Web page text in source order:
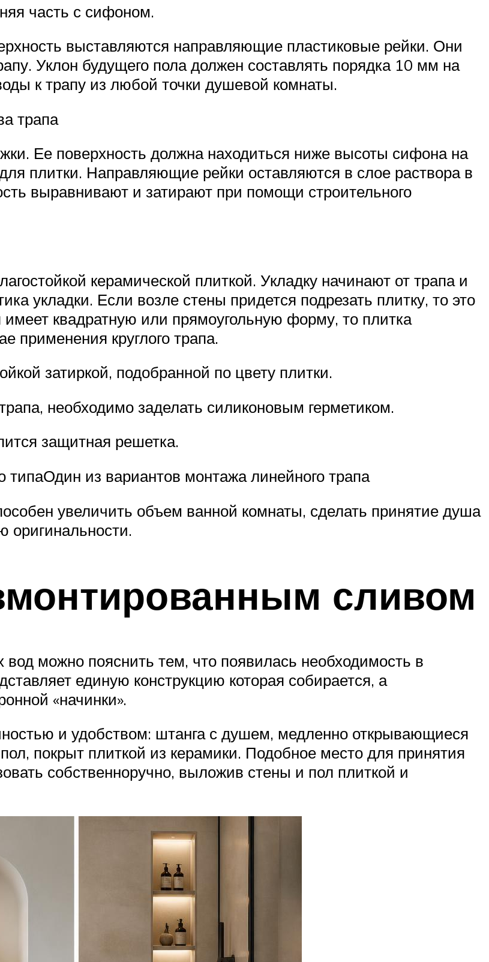
часть с сифоном.
выставляются направляющие пластиковые рейки. Они
Уклон будущего пола должен составлять порядка 10 мм на
к трапу из любой точки душевой комнаты.
трапа
Ее поверхность должна находиться ниже высоты сифона на
плитки. Направляющие рейки оставляются в слое раствора в
выравнивают и затирают при помощи строительного
керамической плиткой. Укладку начинают от трапа и
укладки. Если возле стены придется подрезать плитку, то это
имеет квадратную или прямоугольную форму, то плитка
применения круглого трапа.
затиркой, подобранной по цвету плитки.
необходимо заделать силиконовым герметиком.
защитная решетка.
типаОдин из вариантов монтажа линейного трапа
увеличить объем ванной комнаты, сделать принятие душа
сливом
можно пояснить тем, что появилась необходимость в
единую конструкцию которая собирается, а
«начинки».
и удобством: штанга с душем, медленно открывающиеся
покрыт плиткой из керамики. Подобное место для принятия
собственноручно, выложив стены и пол плиткой и